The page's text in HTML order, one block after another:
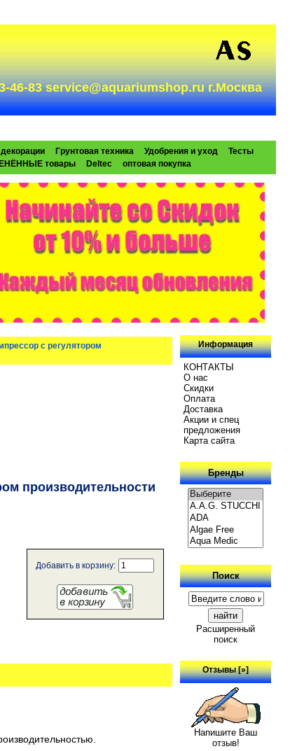
46-83 service@aquariumshop.ru г.Москва
Грунтовая техника Удобрения и уход
Тесты
товары Deltec оптовая покупка
с регулятором
производительности
Добавить в корзину:
Информация
КОНТАКТЫ
О нас
Скидки
Oплатa
Доставка
Акции и спец
предложения
Карта сайта
Бренды
Поиск
Расширенный
поиск
Отзывы [»]
Напишите Ваш
отзыв!